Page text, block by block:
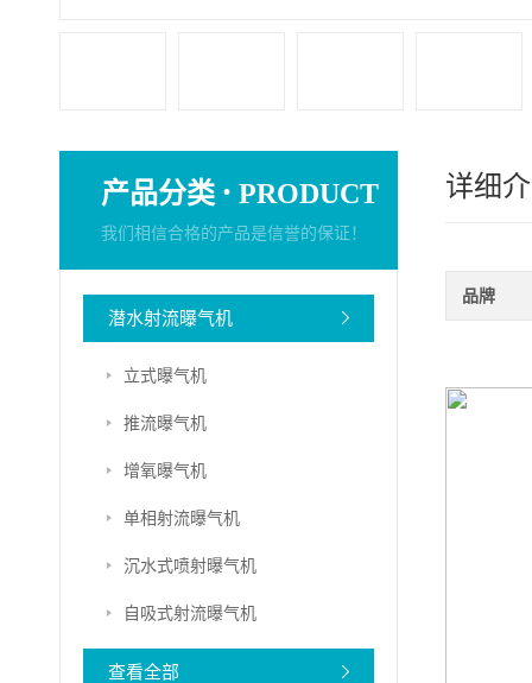
产品分类 · PRODUCT
我们相信合格的产品是信誉的保证！
潜水射流曝气机
立式曝气机
推流曝气机
增氧曝气机
单相射流曝气机
沉水式喷射曝气机
自吸式射流曝气机
查看全部
详细
品牌